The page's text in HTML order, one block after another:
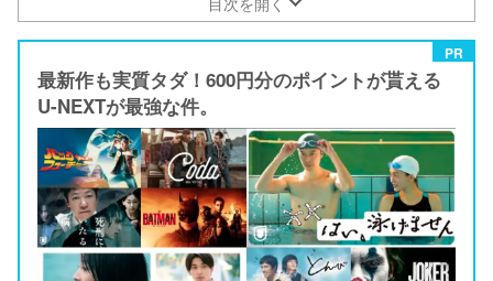
PR
最新作も実質タダ！600円分のポイントが貰える
U-NEXTが最強な件。